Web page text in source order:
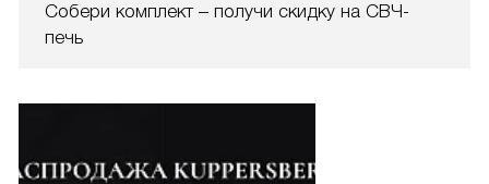
Собери комплект – получи скидку на СВЧ-
печь